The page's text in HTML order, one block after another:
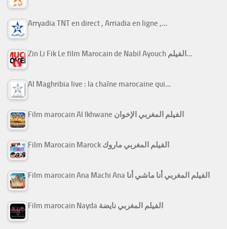
Arryadia TNT en direct , Arriadia en ligne ,…
Zin Li Fik Le film Marocain de Nabil Ayouch الفيلم…
Al Maghribia live : la chaîne marocaine qui…
Film marocain Al Ikhwane الفيلم المغربي الإخوان
Film Marocain Marock الفيلم المغربي ماروك
Film marocain Ana Machi Ana الفيلم المغربي أنا ماشي أنا
Film marocain Nayda الفيلم المغربي نايضة